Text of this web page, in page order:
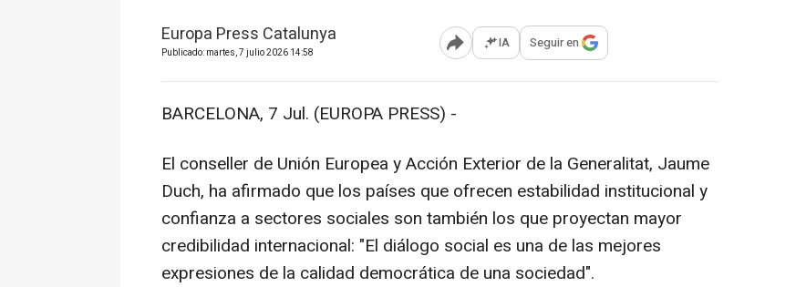
Europa Press Catalunya
Publicado: martes, 7 julio 2026 14:58 Abrir opciones para compartir
IA Seguir en
BARCELONA, 7 Jul. (EUROPA PRESS) -
El conseller de Unión Europea y Acción Exterior de la Generalitat, Jaume
Duch, ha afirmado que los países que ofrecen estabilidad institucional y
confianza a sectores sociales son también los que proyectan mayor
credibilidad internacional: "El diálogo social es una de las mejores
expresiones de la calidad democrática de una sociedad".